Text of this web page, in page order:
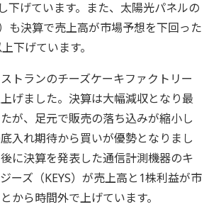
下げています。また、太陽光パネルの
も決算で売上高が市場予想を下回った
下げています。
トランのチーズケーキファクトリー
上げました。決算は大幅減収となり最
が、足元で販売の落ち込みが縮小し
入れ期待から買いが優勢となりまし
に決算を発表した通信計測機器のキ
ーズ（KEYS）が売上高と1株利益が市
から時間外で上げています。